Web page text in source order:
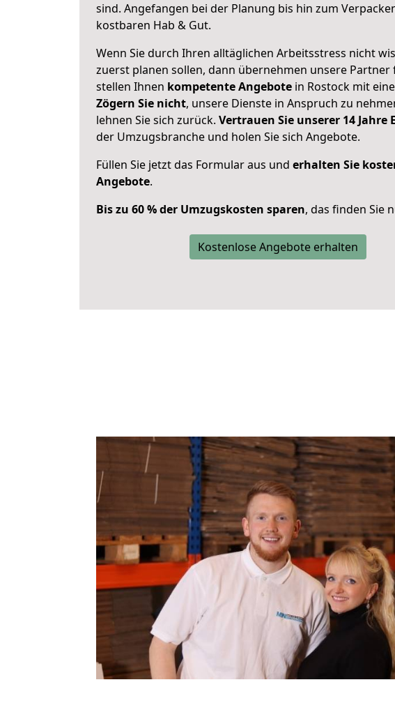
sind. Angefangen bei der Planung bis hin zum
kostbaren Hab & Gut.
Wenn Sie durch Ihren alltäglichen Arbeitsstress nicht
zuerst planen sollen, dann übernehmen unsere Partner
stellen Ihnen kompetente Angebote in Rostock mit
Zögern Sie nicht, unsere Dienste in Anspruch zu
lehnen Sie sich zurück. Vertrauen Sie unserer 14 Jahre
der Umzugsbranche und holen Sie sich Angebote.
Füllen Sie jetzt das Formular aus und erhalten Sie
Angebote.
Bis zu 60 % der Umzugskosten sparen, das finden Sie
Kostenlose Angebote erhalten